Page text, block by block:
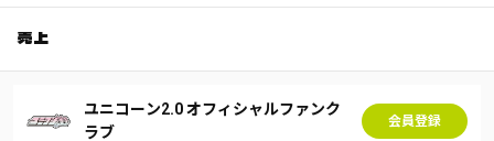
売上
ユニコーン2.0 オフィシャルファンク
ラブ
会員登録